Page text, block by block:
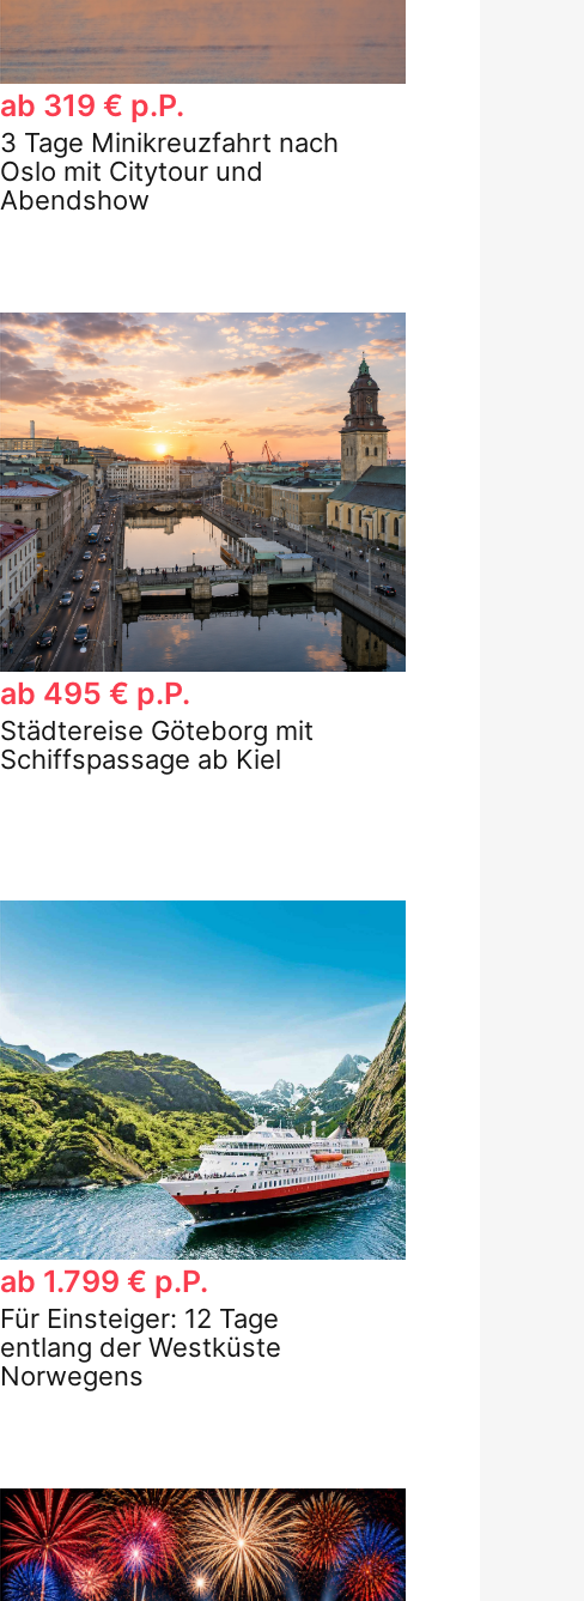
ab 319 € p.P.
3 Tage Minikreuzfahrt nach
Oslo mit Citytour und
Abendshow
ab 495 € p.P.
Städtereise Göteborg mit
Schiffspassage ab Kiel
ab 1.799 € p.P.
Für Einsteiger: 12 Tage
entlang der Westküste
Norwegens